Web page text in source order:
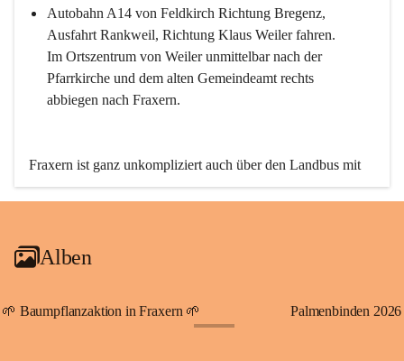
Autobahn A14 von Feldkirch Richtung Bregenz,
Ausfahrt Rankweil, Richtung Klaus Weiler fahren.
Im Ortszentrum von Weiler unmittelbar nach der
Pfarrkirche und dem alten Gemeindeamt rechts
abbiegen nach Fraxern.
Fraxern ist ganz unkompliziert auch über den Landbus mit
den öffentlichen Verkehrsmitteln zu erreichen. Die Linie
An Samstagen, Sonn- und Feiertagen können Sie bequem
persönlichen Linienbus zur gewünschten Zeit zu Ihrer
Haltestelle bestellen. Sowohl von Weiler kommend nach
Alben
🌱 Baumpflanzaktion in Fraxern 🌱 Palmenbinden 2026